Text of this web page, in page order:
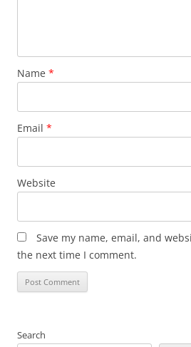
Name *
Email *
Website
Save my name, email, and
the next time I comment.
Search